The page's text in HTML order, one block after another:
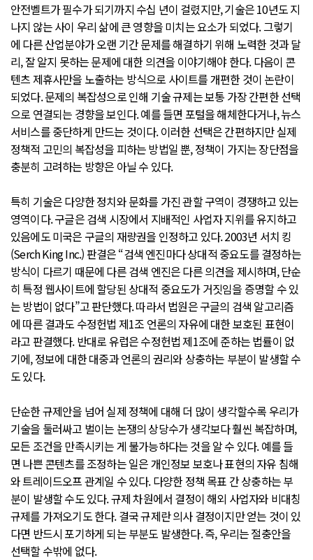
안전벨트가 필수가 되기까지 수십 년이 걸렸지만, 기술은 10년도 지
나지 않는 사이 우리 삶에 큰 영향을 미치는 요소가 되었다. 그렇기
에 다른 산업분야가 오랜 기간 문제를 해결하기 위해 노력한 것과 달
리, 잘 알지 못하는 문제에 대한 의견을 이야기해야 한다. 다음이 콘
텐츠 제휴사만을 노출하는 방식으로 사이트를 개편한 것이 논란이
되었다. 문제의 복잡성으로 인해 기술 규제는 보통 가장 간편한 선택
으로 연결되는 경향을 보인다. 예를 들면 포털을 해체한다거나, 뉴스
서비스를 중단하게 만드는 것이다. 이러한 선택은 간편하지만 실제
정책적 고민의 복잡성을 피하는 방법일 뿐, 정책이 가지는 장단점을
충분히 고려하는 방향은 아닐 수 있다.
특히 기술은 다양한 정치와 문화를 가진 관할 구역이 경쟁하고 있는
영역이다. 구글은 검색 시장에서 지배적인 사업자 지위를 유지하고
있음에도 미국은 구글의 재량권을 인정하고 있다. 2003년 서치 킹
(Serch King Inc.) 판결은 “검색 엔진마다 상대적 중요도를 결정하는
방식이 다르기 때문에 다른 검색 엔진은 다른 의견을 제시하며, 단순
히 특정 웹사이트에 할당된 상대적 중요도가 거짓임을 증명할 수 있
는 방법이 없다”고 판단했다. 따라서 법원은 구글의 검색 알고리즘
에 따른 결과도 수정헌법 제1조 언론의 자유에 대한 보호된 표현이
라고 판결했다. 반대로 유럽은 수정헌법 제1조에 준하는 법률이 없
기에, 정보에 대한 대중과 언론의 권리와 상충하는 부분이 발생할 수
도 있다.
단순한 규제안을 넘어 실제 정책에 대해 더 많이 생각할수록 우리가
기술을 둘러싸고 벌이는 논쟁의 상당수가 생각보다 훨씬 복잡하며,
모든 조건을 만족시키는 게 불가능하다는 것을 알 수 있다. 예를 들
면 나쁜 콘텐츠를 조정하는 일은 개인정보 보호나 표현의 자유 침해
와 트레이드오프 관계일 수 있다. 다양한 정책 목표 간 상충하는 부
분이 발생할 수도 있다. 규제 차원에서 결정이 해외 사업자와 비대칭
규제를 가져오기도 한다. 결국 규제란 의사 결정이지만 얻는 것이 있
다면 반드시 포기하게 되는 부분도 발생한다. 즉, 우리는 절충안을
선택할 수밖에 없다.